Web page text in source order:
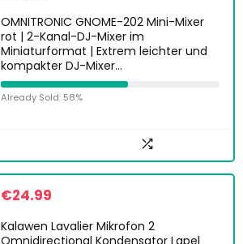
OMNITRONIC GNOME-202 Mini-Mixer
rot | 2-Kanal-DJ-Mixer im
Miniaturformat | Extrem leichter und
kompakter DJ-Mixer…
Already Sold: 58%
€24.99
Kalawen Lavalier Mikrofon 2
Omnidirectional Kondensator Lapel